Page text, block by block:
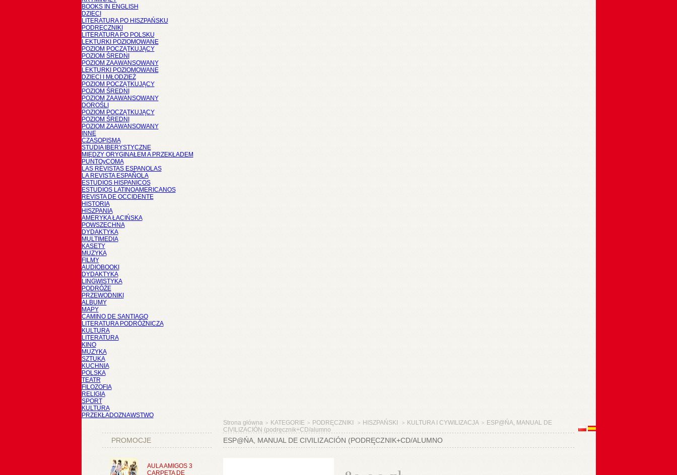
BOOKS IN ENGLISH
DZIECI
LITERATURA PO HISZPAŃSKU
PODRĘCZNIKI
LITERATURA PO POLSKU
LEKTURKI POZIOMOWANE
POZIOM POCZĄTKUJĄCY
POZIOM ŚREDNI
POZIOM ZAAWANSOWANY
LEKTURKI POZIOMOWANE
DZIECI I MŁODZIEŻ
POZIOM POCZĄTKUJĄCY
POZIOM ŚREDNI
POZIOM ZAAWANSOWANY
DOROŚLI
POZIOM POCZĄTKUJĄCY
POZIOM ŚREDNI
POZIOM ZAAWANSOWANY
INNE
CZASOPISMA
STUDIA IBERYSTYCZNE
MIĘDZY ORYGINAŁEM A PRZEKŁADEM
PUNTOyCOMA
LAS REVISTAS ESPANOLAS
LA REVISTA ESPAÑOLA
ESTUDIOS HISPANICOS
ESTUDIOS LATINOAMERICANOS
REVISTA DE OCCIDENTE
HISTORIA
HISZPANIA
AMERYKA ŁACIŃSKA
POWSZECHNA
DYDAKTYKA
MULTIMEDIA
KASETY
MUZYKA
FILMY
AUDIOBOOKI
DYDAKTYKA
LINGWISTYKA
PODRÓŻE
PRZEWODNIKI
ALBUMY
MAPY
CAMINO DE SANTIAGO
LITERATURA PODRÓŻNICZA
KULTURA
LITERATURA
KINO
MUZYKA
SZTUKA
KUCHNIA
POLSKA
TEATR
FILOZOFIA
RELIGIA
SPORT
KULTURA
PRZEKŁADOZNAWSTWO
PROMOCJE
AULA AMIGOS 3
CARPETA DE
Strona główna > KATEGORIE > PODRĘCZNIKI > HISZPAŃSKI > KULTURA I CYWILIZACJA >
ESP@ŃA, MANUAL DE
CIVILIZACIÓN (podręcznik+CD/alumno
ESP@ŃA, MANUAL DE CIVILIZACIÓN (PODRĘCZNIK+CD/ALUMNO